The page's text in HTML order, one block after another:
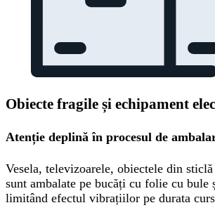
Obiecte fragile și echipament
Atenție deplină în procesul de
Vesela, televizoarele, obiectele din
sunt ambalate pe bucăți cu folie cu bule
limitând efectul vibrațiilor pe durata